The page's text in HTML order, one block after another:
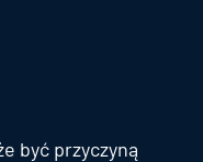
być przyczyną